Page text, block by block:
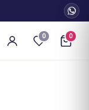
0 0
1/3